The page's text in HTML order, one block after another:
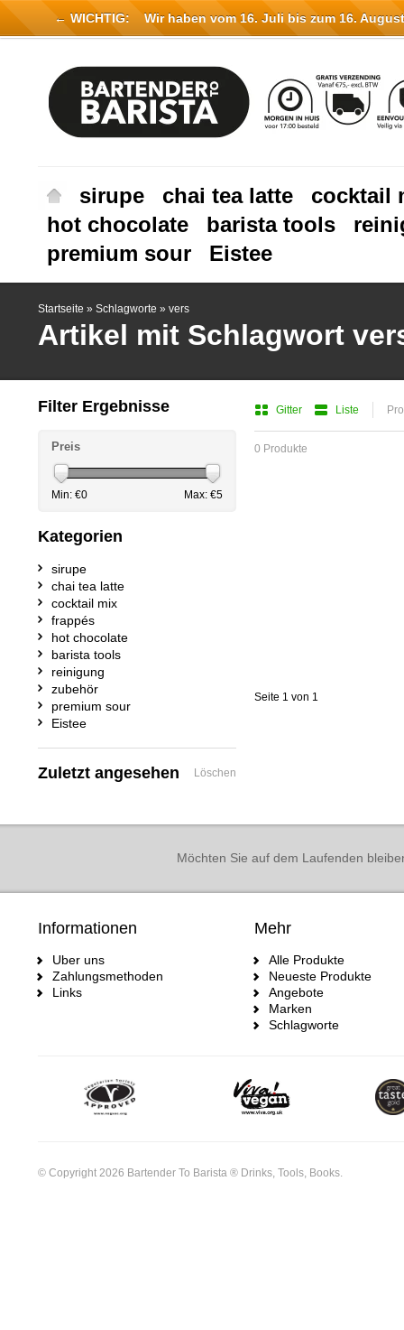
sirupe chai tea latte
cocktail
hot chocolate
barista tools
premium sour
Eistee
Startseite » Schlagworte » vers
Artikel mit Schlagwort
Gitter Liste
0 Produkte
Seite 1 von 1
Filter Ergebnisse
Preis
Min: €0 Max: €5
Kategorien
sirupe
chai tea latte
cocktail mix
frappés
hot chocolate
barista tools
reinigung
zubehör
premium sour
Eistee
Zuletzt angesehen Löschen
Möchten Sie auf dem Laufenden
Informationen
Uber uns
Zahlungsmethoden
Links
Mehr
Alle Produkte
Neueste Produkte
Angebote
Marken
Schlagworte
© Copyright 2026 Bartender To Barista ® Drinks, Tools, Books.
← WICHTIG: Wir haben vom 16. Juli bis zum 16.